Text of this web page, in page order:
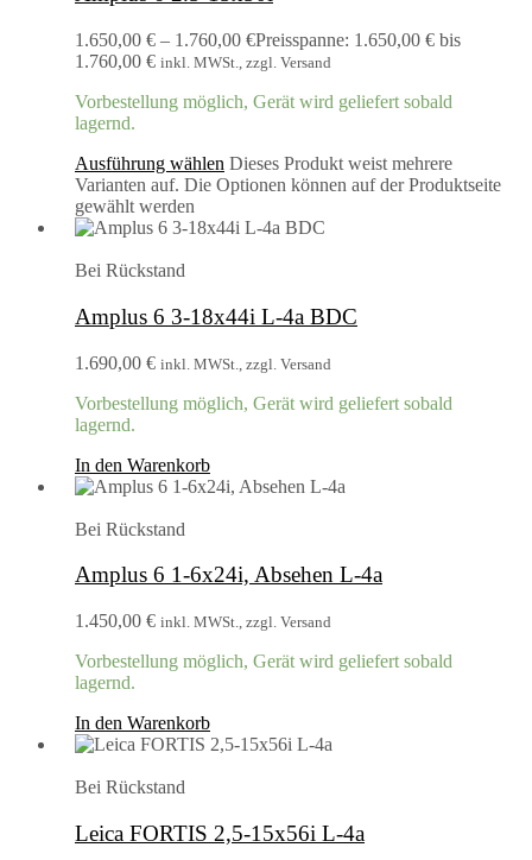
1.650,00 € – 1.760,00 €Preisspanne: 1.650,00 € bis
1.760,00 € inkl. MWSt., zzgl. Versand
Vorbestellung möglich, Gerät wird geliefert sobald
lagernd.
Ausführung wählen Dieses Produkt weist mehrere
Varianten auf. Die Optionen können auf der Produktseite
gewählt werden
Bei Rückstand
Amplus 6 3-18x44i L-4a BDC
1.690,00 € inkl. MWSt., zzgl. Versand
Vorbestellung möglich, Gerät wird geliefert sobald
lagernd.
In den Warenkorb
Bei Rückstand
Amplus 6 1-6x24i, Absehen L-4a
1.450,00 € inkl. MWSt., zzgl. Versand
Vorbestellung möglich, Gerät wird geliefert sobald
lagernd.
In den Warenkorb
Bei Rückstand
Leica FORTIS 2,5-15x56i L-4a